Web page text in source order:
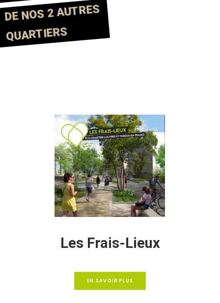
DE NOS 2 AUTRES
QUARTIERS
Les Frais-Lieux
EN SAVOIR PLUS